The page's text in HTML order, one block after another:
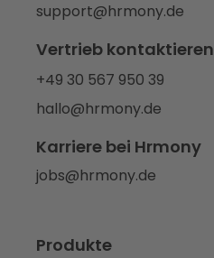
support@hrmony.de
Vertrieb kontaktieren
+49 30 567 950 39
hallo@hrmony.de
Karriere bei Hrmony
jobs@hrmony.de
Produkte